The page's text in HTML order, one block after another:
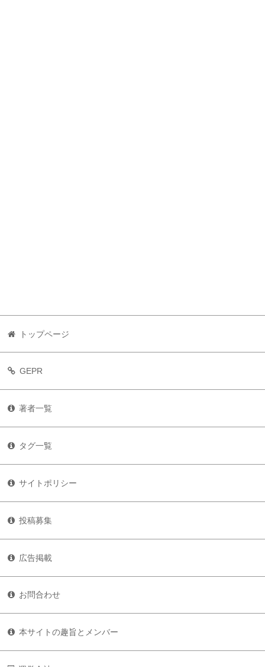
トップページ
GEPR
著者一覧
タグ一覧
サイトポリシー
投稿募集
広告掲載
お問合わせ
本サイトの趣旨とメンバー